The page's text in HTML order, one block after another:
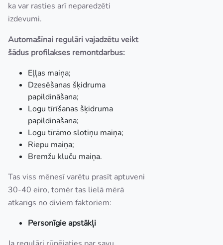
ka var rasties arī neparedzēti
izdevumi.
Automašīnai regulāri vajadzētu veikt
šādus profilakses remontdarbus:
Eļļas maiņa;
Dzesēšanas šķidruma
papildināšana;
Logu tīrīšanas šķidruma
papildināšana;
Logu tīrāmo slotiņu maiņa;
Riepu maiņa;
Bremžu kluču maiņa.
Tas viss mēnesī varētu prasīt aptuveni
30-40 eiro, tomēr tas lielā mērā
atkarīgs no diviem faktoriem:
Personīgie apstākļi